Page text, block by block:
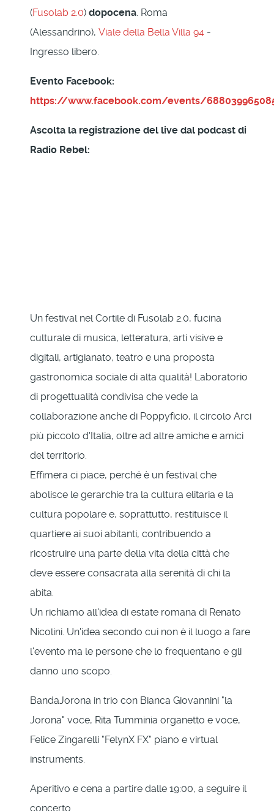
(Fusolab 2.0) dopocena. Roma
(Alessandrino), Viale della Bella Villa 94 -
Ingresso libero.
Evento Facebook:
https://www.facebook.com/events/
Ascolta la registrazione del live dal podcast di
Radio Rebel:
Un festival nel Cortile di Fusolab 2.0, fucina
culturale di musica, letteratura, arti visive e
digitali, artigianato, teatro e una proposta
gastronomica sociale di alta qualità! Laboratorio
di progettualità condivisa che vede la
collaborazione anche di Poppyficio, il circolo Arci
più piccolo d'Italia, oltre ad altre amiche e amici
del territorio.
Effimera ci piace, perché è un festival che
abolisce le gerarchie tra la cultura elitaria e la
cultura popolare e, soprattutto, restituisce il
quartiere ai suoi abitanti, contribuendo a
ricostruire una parte della vita della città che
deve essere consacrata alla serenità di chi la
abita.
Un richiamo all'idea di estate romana di Renato
Nicolini. Un'idea secondo cui non è il luogo a fare
l'evento ma le persone che lo frequentano e gli
danno uno scopo.
BandaJorona in trio con Bianca Giovannini "la
Jorona" voce, Rita Tumminia organetto e voce,
Felice Zingarelli "FelynX FX" piano e virtual
instruments.
Aperitivo e cena a partire dalle 19:00, a seguire il
concerto.